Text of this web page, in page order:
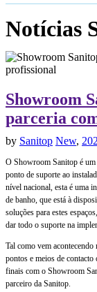
Notícias
Showroom
parceria
by Sanitop New,
O Showroom Sanitop é
ponto de suporte ao
nível nacional, esta é uma
de banho, que está à
soluções para estes
dar todo o suporte na
Tal como vem
pontos e meios de
finais com o Showroom
parceiro da Sanitop.